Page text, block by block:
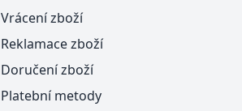
Vrácení zboží
Reklamace zboží
Doručení zboží
Platební metody